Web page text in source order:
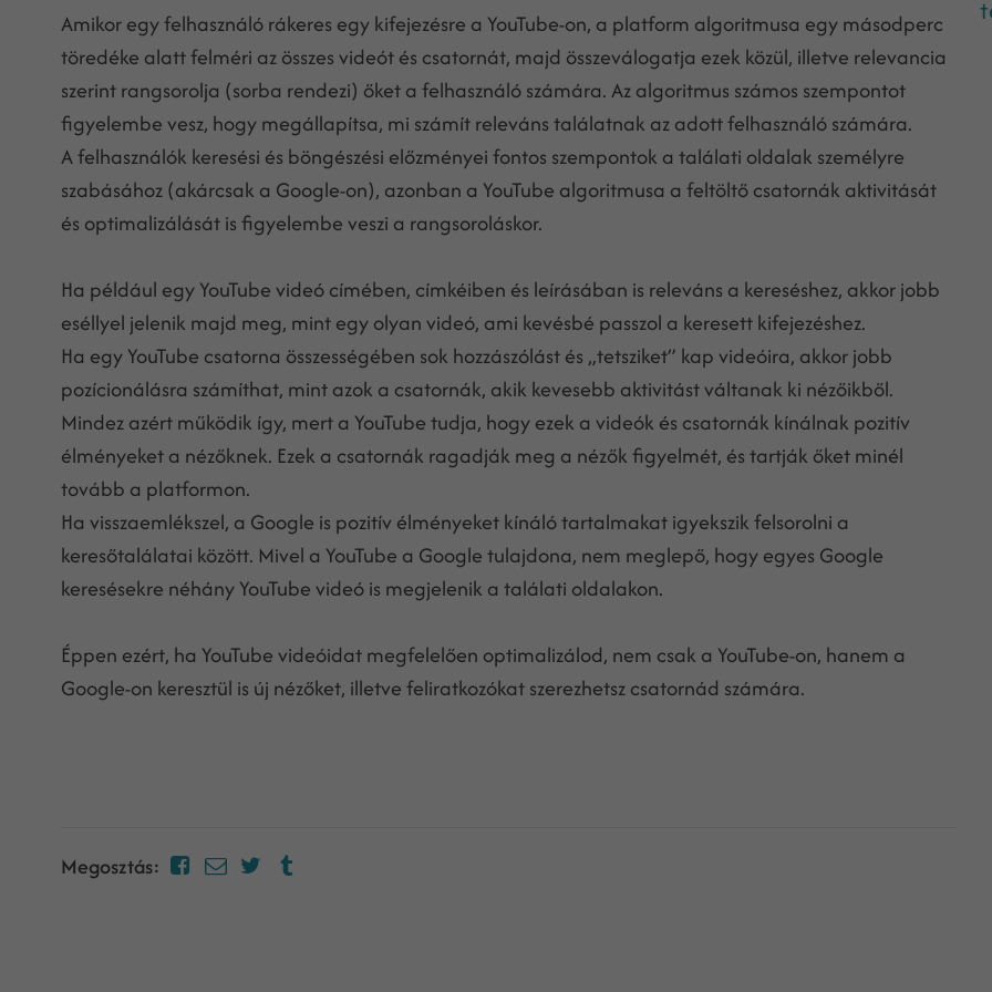
Amikor egy felhasználó rákeres egy kifejezésre a YouTube-on, a platform algoritmusa egy másodperc
töredéke alatt felméri az összes videót és csatornát, majd összeválogatja ezek közül, illetve relevancia
szerint rangsorolja (sorba rendezi) őket a felhasználó számára. Az algoritmus számos szempontot
figyelembe vesz, hogy megállapítsa, mi számít releváns találatnak az adott felhasználó számára.
A felhasználók keresési és böngészési előzményei fontos szempontok a találati oldalak személyre
szabásához (akárcsak a Google-on), azonban a YouTube algoritmusa a feltöltő csatornák aktivitását
és optimalizálását is figyelembe veszi a rangsoroláskor.
Ha például egy YouTube videó címében, címkéiben és leírásában is releváns a kereséshez, akkor jobb
eséllyel jelenik majd meg, mint egy olyan videó, ami kevésbé passzol a keresett kifejezéshez.
Ha egy YouTube csatorna összességében sok hozzászólást és „tetsziket” kap videóira, akkor jobb
pozícionálásra számíthat, mint azok a csatornák, akik kevesebb aktivitást váltanak ki nézőikből.
Mindez azért működik így, mert a YouTube tudja, hogy ezek a videók és csatornák kínálnak pozitív
élményeket a nézőknek. Ezek a csatornák ragadják meg a nézők figyelmét, és tartják őket minél
tovább a platformon.
Ha visszaemlékszel, a Google is pozitív élményeket kínáló tartalmakat igyekszik felsorolni a
keresőtalálatai között. Mivel a YouTube a Google tulajdona, nem meglepő, hogy egyes Google
keresésekre néhány YouTube videó is megjelenik a találati oldalakon.
Éppen ezért, ha YouTube videóidat megfelelően optimalizálod, nem csak a YouTube-on, hanem a
Google-on keresztül is új nézőket, illetve feliratkozókat szerezhetsz csatornád számára.
Megosztás: